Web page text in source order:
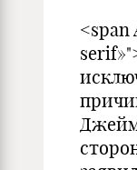
<span